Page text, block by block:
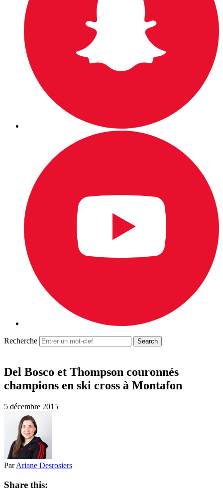
Recherche
Del Bosco et Thompson couronnés
champions en ski cross à Montafon
5 décembre 2015
ParAriane Desrosiers
Share this: